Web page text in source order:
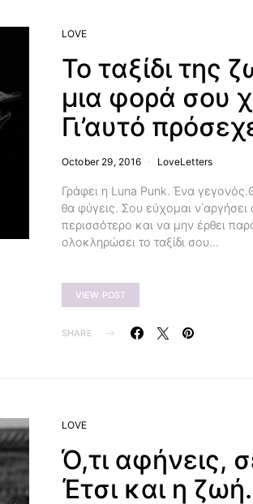
LOVE
Το ταξίδι της
μια φορά σου
Γι’αυτό
October 29, 2016 LoveLetters
Γράφει η Luna Punk. Ένα
θα φύγεις. Σου εύχομαι ν΄αργήσει
περισσότερο και να μην έρθει
ολοκληρώσει το ταξίδι σου…
VIEW POST
SHARE
LOVE
Ό,τι αφήνεις,
Έτσι και η